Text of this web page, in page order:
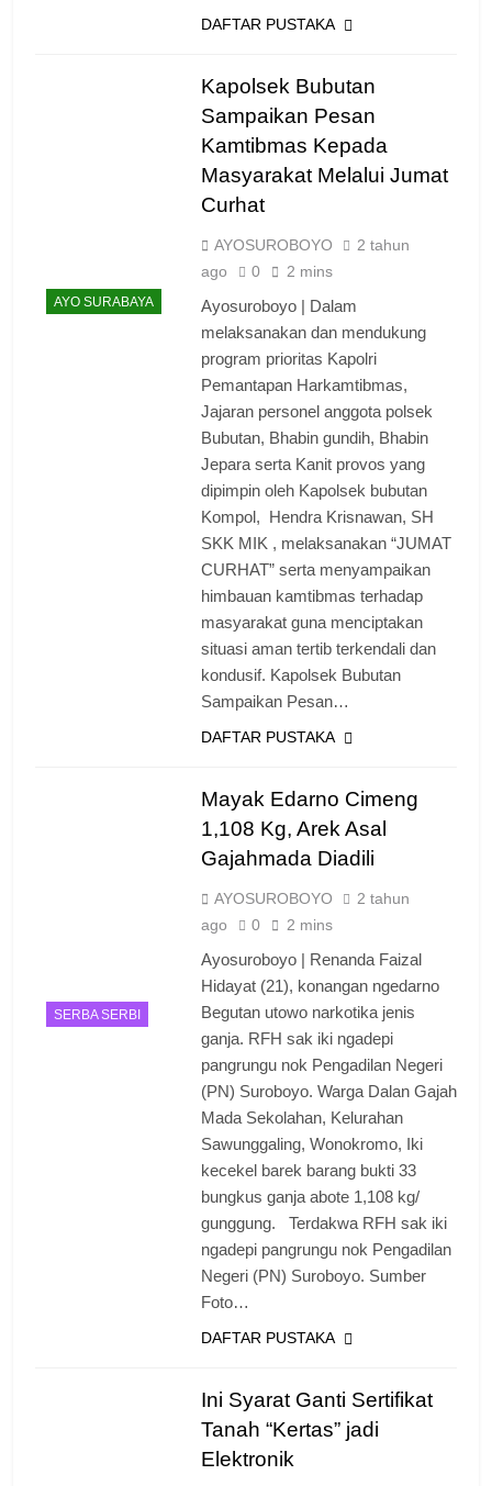
DAFTAR PUSTAKA
AYO SURABAYA
Kapolsek Bubutan
Sampaikan Pesan
Kamtibmas Kepada
Masyarakat Melalui Jumat
Curhat
AYOSUROBOYO
2 tahun
ago
0 2 mins
Ayosuroboyo | Dalam
melaksanakan dan mendukung
program prioritas Kapolri
Pemantapan Harkamtibmas,
Jajaran personel anggota polsek
Bubutan, Bhabin gundih, Bhabin
Jepara serta Kanit provos yang
dipimpin oleh Kapolsek bubutan
Kompol, Hendra Krisnawan, SH
SKK MIK , melaksanakan “JUMAT
CURHAT” serta menyampaikan
himbauan kamtibmas terhadap
masyarakat guna menciptakan
situasi aman tertib terkendali dan
kondusif. Kapolsek Bubutan
Sampaikan Pesan…
DAFTAR PUSTAKA
SERBA SERBI
Mayak Edarno Cimeng
1,108 Kg, Arek Asal
Gajahmada Diadili
AYOSUROBOYO
2 tahun
ago
0 2 mins
Ayosuroboyo | Renanda Faizal
Hidayat (21), konangan ngedarno
Begutan utowo narkotika jenis
ganja. RFH sak iki ngadepi
pangrungu nok Pengadilan Negeri
(PN) Suroboyo. Warga Dalan Gajah
Mada Sekolahan, Kelurahan
Sawunggaling, Wonokromo, Iki
kecekel barek barang bukti 33
bungkus ganja abote 1,108 kg/
gunggung. Terdakwa RFH sak iki
ngadepi pangrungu nok Pengadilan
Negeri (PN) Suroboyo. Sumber
Foto…
DAFTAR PUSTAKA
Ini Syarat Ganti Sertifikat
Tanah “Kertas” jadi
Elektronik